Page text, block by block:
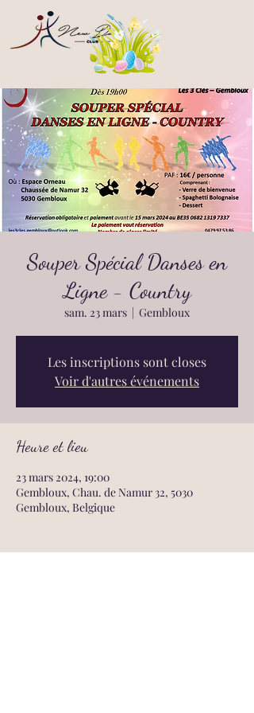
Souper Spécial Danses en
Ligne - Country
sam. 23 mars
  |
Gembloux
Les inscriptions sont closes
Voir d'autres événements
Heure et lieu
23 mars 2024, 19:00
Gembloux, Chau. de Namur 32, 5030
Gembloux, Belgique